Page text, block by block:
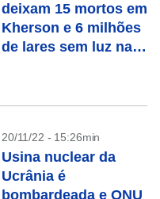
deixam 15 mortos em
Kherson e 6 milhões
de lares sem luz na
20/11/22 - 15:26min
Usina nuclear da
Ucrânia é
bombardeada e ONU